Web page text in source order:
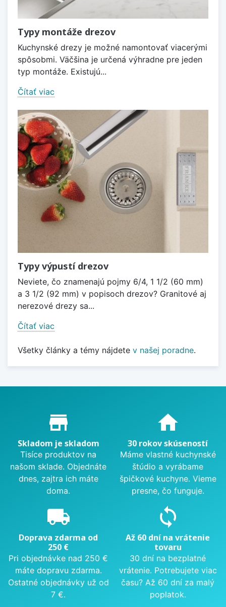
Typy montáže drezov
Kuchynské drezy je možné namontovať viacerými
spôsobmi. Väčšina je určená výhradne pre jeden
typ montáže. Existujú...
Čítať viac
Typy výpustí drezov
Neviete, čo znamenajú pojmy 6/4, 1 1/2 (60 mm)
a 3 1/2 (92 mm) v popisoch drezov? Granitové aj
nerezové drezy sa...
Čítať viac
Všetky články a témy nájdete v našej poradne.
Proč nakupovat u nás?
store_mall_directory
Skladom je skladom
Tisíce produktov na
našom sklade. Objednáte
dnes, zajtra ich máte
doma.
home
30 rokov skúseností
Máme vlastné kuchynské
štúdio a vyrábame
špičkové kuchyne. Vieme
presne, čo funguje.
local_shipping
Doprava zdarma od
250 €
Pri objednávke nad 250 €
máte dopravu zdarma.
Ostatné objednávky už od
7 €.
sync
Až 60 dní na vrátenie
tovaru
30 dní na bezplatné
vrátenie. Potrebujete viac
času? Až 60 dní za malý
poplatok.